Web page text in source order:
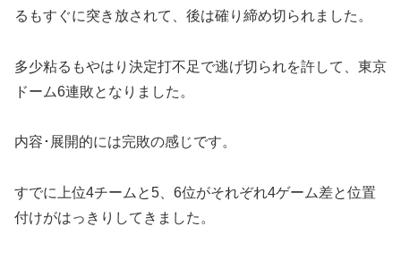
るもすぐに突き放されて、後は確り締め切られました。
多少粘るもやはり決定打不足で逃げ切られを許して、東京
ドーム6連敗となりました。
内容･展開的には完敗の感じです。
すでに上位4チームと5、6位がそれぞれ4ゲーム差と位置
付けがはっきりしてきました。